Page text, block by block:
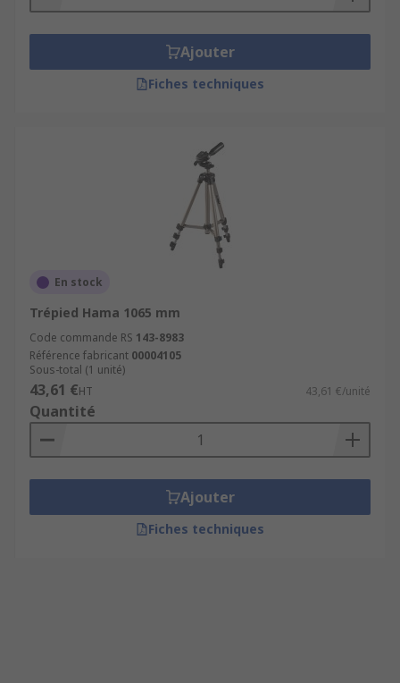
doit utiliser un trépied en déplacement. Un
montage et démontage rapides sont une
solution très confortable.
Ajouter
Fiches techniques
En stock
Trépied Hama 1065 mm
Code commande RS 143-8983
Référence fabricant 00004105
Sous-total (1 unité)
43,61 €HT 43,61 €/unité
Quantité
Ajouter
Fiches techniques